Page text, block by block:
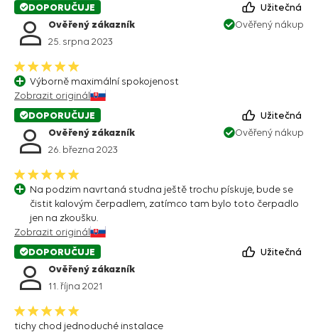
DOPORUČUJE
Užitečná
Ověřený zákazník
25. srpna 2023
Ověřený nákup
Výborně maximální spokojenost
Zobrazit originál
DOPORUČUJE
Užitečná
Ověřený zákazník
26. března 2023
Ověřený nákup
Na podzim navrtaná studna ještě trochu pískuje, bude se
čistit kalovým čerpadlem, zatímco tam bylo toto čerpadlo
jen na zkoušku.
Zobrazit originál
DOPORUČUJE
Užitečná
Ověřený zákazník
11. října 2021
tichy chod jednoduché instalace